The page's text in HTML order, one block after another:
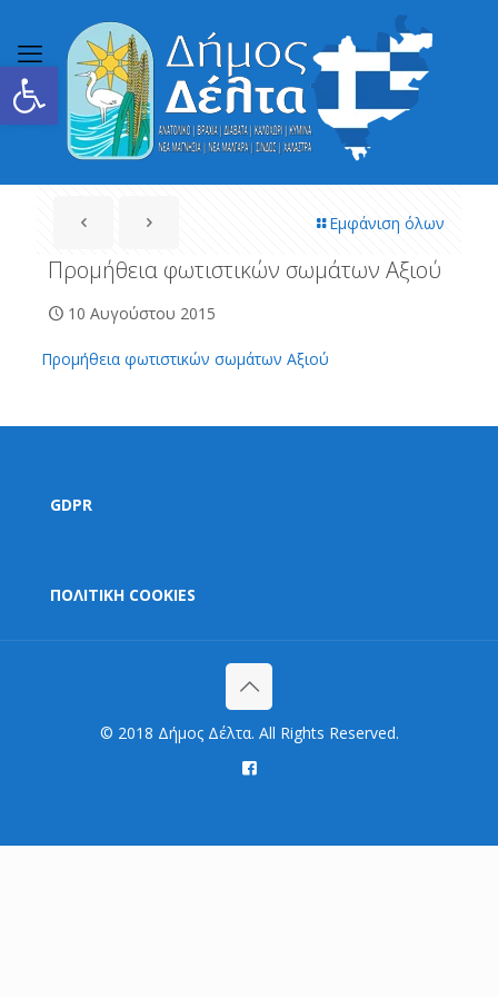
Ανοίξτε τη γραμμή εργαλείων
Εμφάνιση όλων
Προμήθεια φωτιστικών σωμάτων Αξιού
10 Αυγούστου 2015
Προμήθεια φωτιστικών σωμάτων Αξιού
GDPR
ΠΟΛΙΤΙΚΗ COOKIES
© 2018 Δήμος Δέλτα. All Rights Reserved.